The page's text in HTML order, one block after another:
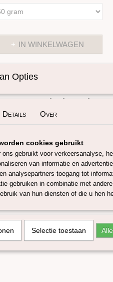
IN WINKELWAGEN
tweed mix Heritage.
mooie wol blend is gemaakt
micron van 25/27 en 20%
Deze wol is zeer geschikt
is Oeko-Tex 100. In de
verschillende verfbaden en
Opties
Details Over
cookies gebruikt
ons gebruikt voor verkeersanalyse,
van informatie en
analysepartners toegang tot
gebruiken in combinatie met
van hun diensten of die u hen
Selectie toestaan